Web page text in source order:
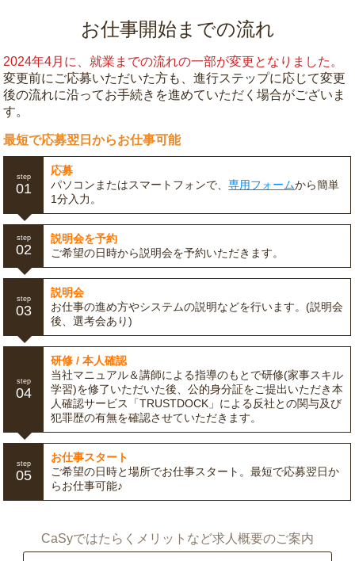
お仕事開始までの流れ
2024年4月に、就業までの流れの一部が変更となりました。
変更前にご応募いただいた方も、進行ステップに応じて変更
後の流れに沿ってお手続きを進めていただく場合がございま
す。
最短で応募翌日からお仕事可能
step
01
応募
パソコンまたはスマートフォンで、専用フォームから簡単
1分入力。
step
02
説明会を予約
ご希望の日時から説明会を予約いただきます。
step
03
説明会
お仕事の進め方やシステムの説明などを行います。(説明会
後、選考会あり)
step
04
研修 / 本人確認
当社マニュアル＆講師による指導のもとで研修(家事スキル
学習)を修了いただいた後、公的身分証をご提出いただき本
人確認サービス「TRUSTDOCK」による反社との関与及び
犯罪歴の有無を確認させていただきます。
step
05
お仕事スタート
ご希望の日時と場所でお仕事スタート。最短で応募翌日か
らお仕事可能♪
CaSyではたらくメリットなど求人概要のご案内